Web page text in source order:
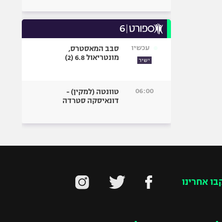
עכשיו
ישיר
סבב המאסטרס,
מונטריאול 6.8 (2)
06:00
טוונטה (למקין) -
דונאיסקה סטרדה
אחרינו